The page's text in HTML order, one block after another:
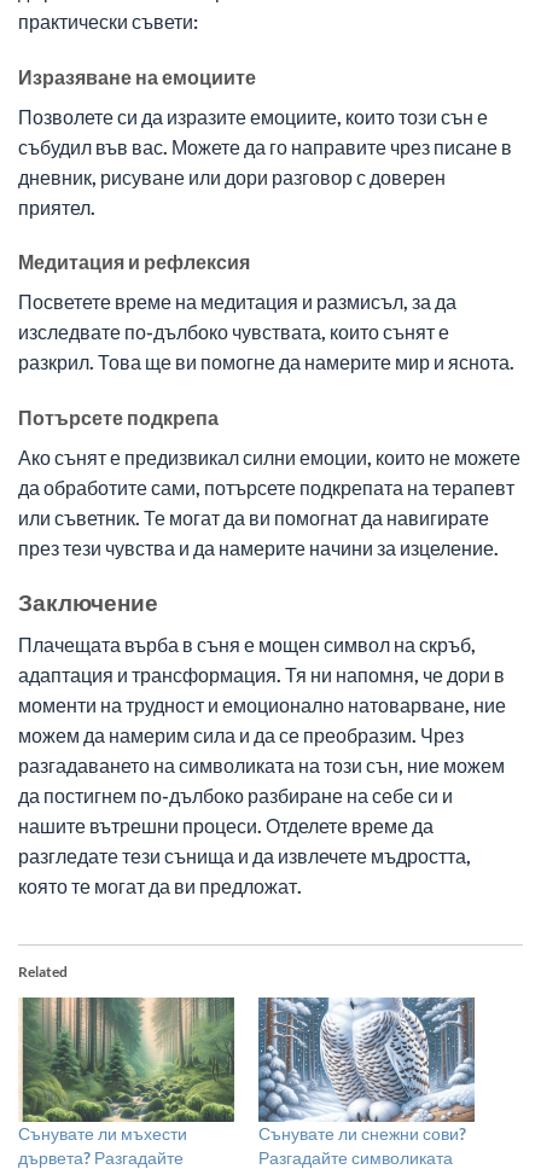
практически съвети:
Изразяване на емоциите
Позволете си да изразите емоциите, които този сън е
събудил във вас. Можете да го направите чрез писане в
дневник, рисуване или дори разговор с доверен
приятел.
Медитация и рефлексия
Посветете време на медитация и размисъл, за да
изследвате по-дълбоко чувствата, които сънят е
разкрил. Това ще ви помогне да намерите мир и яснота.
Потърсете подкрепа
Ако сънят е предизвикал силни емоции, които не можете
да обработите сами, потърсете подкрепата на терапевт
или съветник. Те могат да ви помогнат да навигирате
през тези чувства и да намерите начини за изцеление.
Заключение
Плачещата върба в съня е мощен символ на скръб,
адаптация и трансформация. Тя ни напомня, че дори в
моменти на трудност и емоционално натоварване, ние
можем да намерим сила и да се преобразим. Чрез
разгадаването на символиката на този сън, ние можем
да постигнем по-дълбоко разбиране на себе си и
нашите вътрешни процеси. Отделете време да
разгледате тези сънища и да извлечете мъдростта,
която те могат да ви предложат.
Related
Сънувате ли мъхести
дървета? Разгадайте
Сънувате ли снежни сови?
Разгадайте символиката